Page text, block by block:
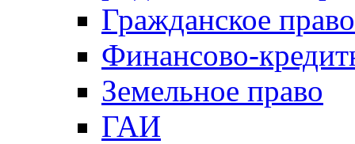
Гражданское право
Финансово-
Земельное право
ГАИ